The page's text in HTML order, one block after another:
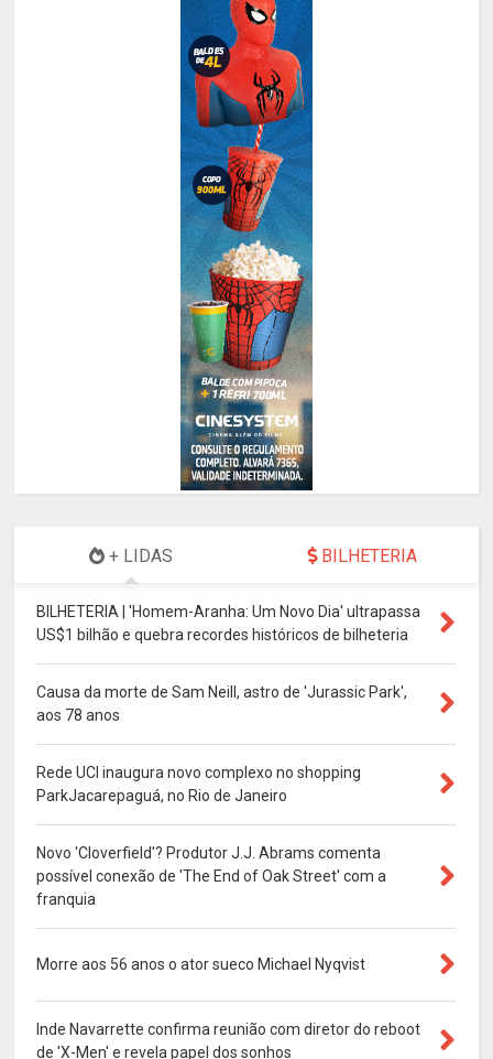
+ LIDAS BILHETERIA
BILHETERIA | 'Homem-Aranha: Um Novo Dia' ultrapassa
US$1 bilhão e quebra recordes históricos de bilheteria
Causa da morte de Sam Neill, astro de 'Jurassic Park',
aos 78 anos
Rede UCI inaugura novo complexo no shopping
ParkJacarepaguá, no Rio de Janeiro
Novo 'Cloverfield'? Produtor J.J. Abrams comenta
possível conexão de 'The End of Oak Street' com a
franquia
Morre aos 56 anos o ator sueco Michael Nyqvist
Inde Navarrette confirma reunião com diretor do reboot
de 'X-Men' e revela papel dos sonhos